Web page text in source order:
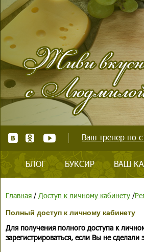
Ваш тренер по
БЛОГ БУКСИР ВАШ
Главная / Доступ к личному кабинету /
Полный доступ к личному кабинету
Для получения полного доступа к
зарегистрироваться, если Вы не сделали